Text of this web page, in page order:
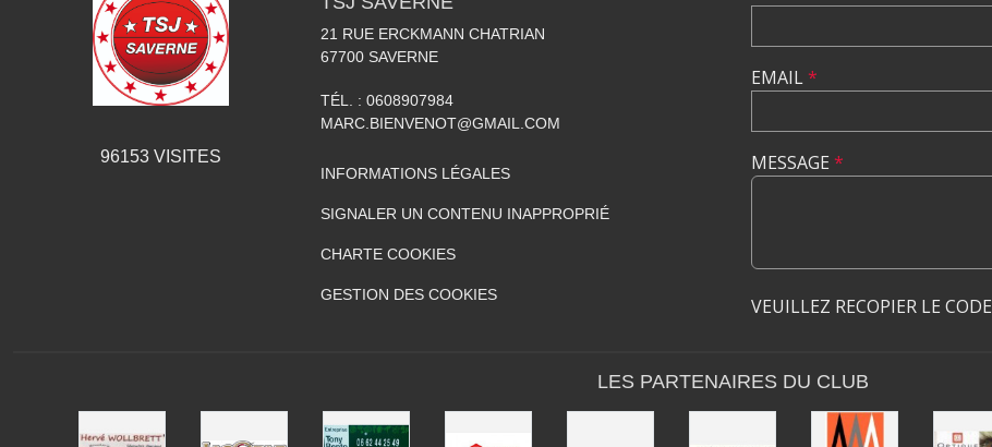
96153VISITES
21 RUE ERCKMANN CHATRIAN
67700 SAVERNE
TÉL. : 0608907984
MARC.BIENVENOT@GMAIL.COM
INFORMATIONS LÉGALES
SIGNALER UN CONTENU INAPPROPRIÉ
CHARTE COOKIES
GESTION DES COOKIES
EMAIL*
MESSAGE *
VEUILLEZ RECOPIER LE CODE
LES PARTENAIRES DU CLUB